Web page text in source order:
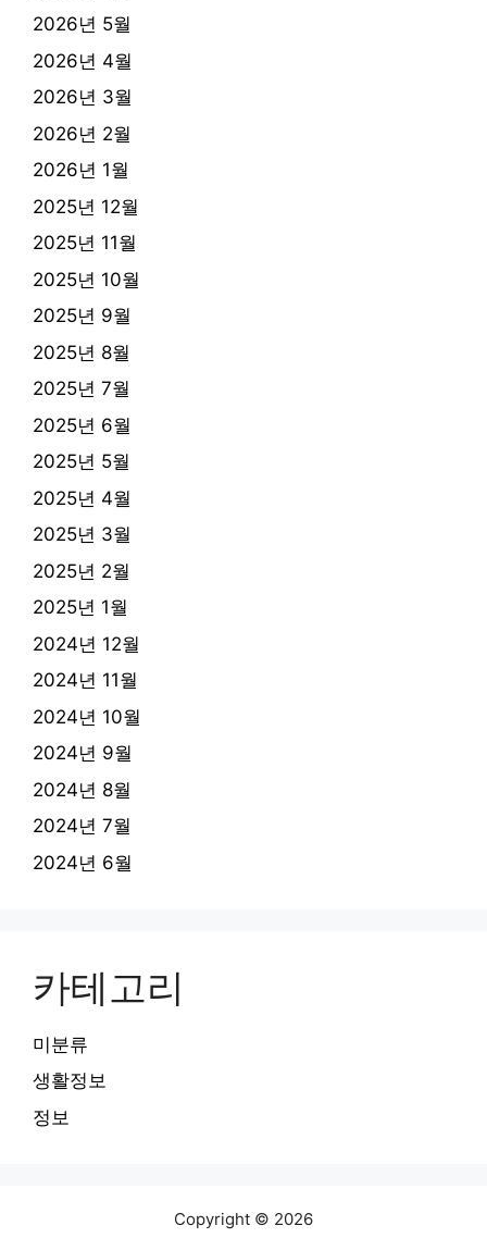
2026년 5월
2026년 4월
2026년 3월
2026년 2월
2026년 1월
2025년 12월
2025년 11월
2025년 10월
2025년 9월
2025년 8월
2025년 7월
2025년 6월
2025년 5월
2025년 4월
2025년 3월
2025년 2월
2025년 1월
2024년 12월
2024년 11월
2024년 10월
2024년 9월
2024년 8월
2024년 7월
2024년 6월
카테고리
미분류
생활정보
정보
Copyright © 2026